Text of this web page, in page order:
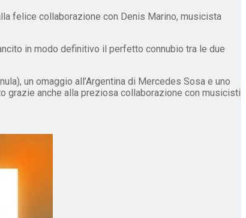
felice collaborazione con Denis Marino, musicista
in modo definitivo il perfetto connubio tra le due
un omaggio all’Argentina di Mercedes Sosa e uno
grazie anche alla preziosa collaborazione con musicisti